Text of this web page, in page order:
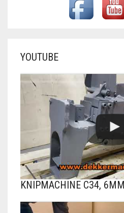
YOUTUBE
KNIPMACHINE C34, 6MM